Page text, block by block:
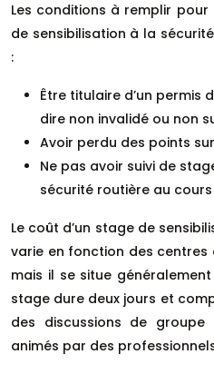
Les conditions à remplir
de sensibilisation à la
:
Être titulaire d’un permis
dire non invalidé ou non
Avoir perdu des points
Ne pas avoir suivi de
sécurité routière au cours
Le coût d’un stage de
varie en fonction des
mais il se situe
stage dure deux jours et
des discussions de
animés par des